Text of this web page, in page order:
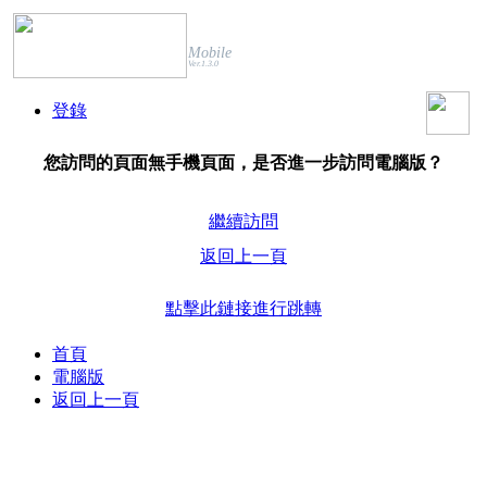
Mobile
Ver.1.3.0
登錄
您訪問的頁面無手機頁面，是否進一步訪問電腦版？
繼續訪問
返回上一頁
點擊此鏈接進行跳轉
首頁
電腦版
返回上一頁